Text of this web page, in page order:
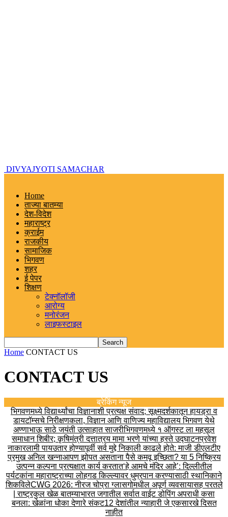
DIVYAJYOTI SAMACHAR
Home
ताज्या बातम्या
देश-विदेश
महाराष्ट्र
क्राईम
राजकीय
सामाजिक
भिगवण
शहर
ई पेपर
शिक्षण
टेक्नॉलॉजी
आरोग्य
मनोरंजन
लाइफस्टाइल
Home CONTACT US
CONTACT US
ब्रेकिंग न्यूज
भिगवणमध्ये विद्यार्थ्यांचा विज्ञानाशी प्रत्यक्ष संवाद; सूक्ष्मदर्शकातून हायड्रा व
डायटॉम्सचे निरीक्षणकला, विज्ञान आणि वाणिज्य महाविद्यालय भिगवण येथे
अण्णाभाऊ साठे जयंती उत्साहात साजरीभिगवणमध्ये १ ऑगस्ट ला महसूल
समाधान शिबीर; कृषिमंत्री दत्तात्रय मामा भरणे यांच्या हस्ते उद्घाटनप्रवेश
नाकारलामी पायउतार होण्यापूर्वी सर्व मुद्दे निकाली काढले होते: माजी डीएलटीए
प्रमुख अनिल खन्नाआपण झोपत असताना पैसे कमवू इच्छिता? या 5 निष्क्रिय
उत्पन्न कल्पना प्रत्यक्षात कार्य करतात‘हे आमचे मंदिर आहे’: दिल्लीतील
पर्यटकांना महाराष्ट्राच्या लोहगड किल्ल्यावर धुम्रपान करण्यासाठी स्थानिकाने
शिकविलेCWG 2026: नीरज चोप्रा ग्लासगोमधील अपूर्ण व्यवसायासह परतले
| राष्ट्रकुल खेळ बातम्याभारत जगातील सर्वात वाईट डोपिंग अपराधी कसा
बनला: खेळांना धोका देणारे संकट12 देशांतील न्याहारी जे एकसारखे दिसत
नाहीत